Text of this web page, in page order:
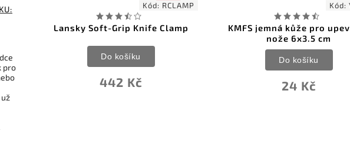
pro
RCLAMP
Lansky Soft-Grip Knife Clamp
442 Kč
Do košíku
YC-50
KMFS jemná kůže pro upevnění
nože 6x3.5 cm
24 Kč
Do košíku